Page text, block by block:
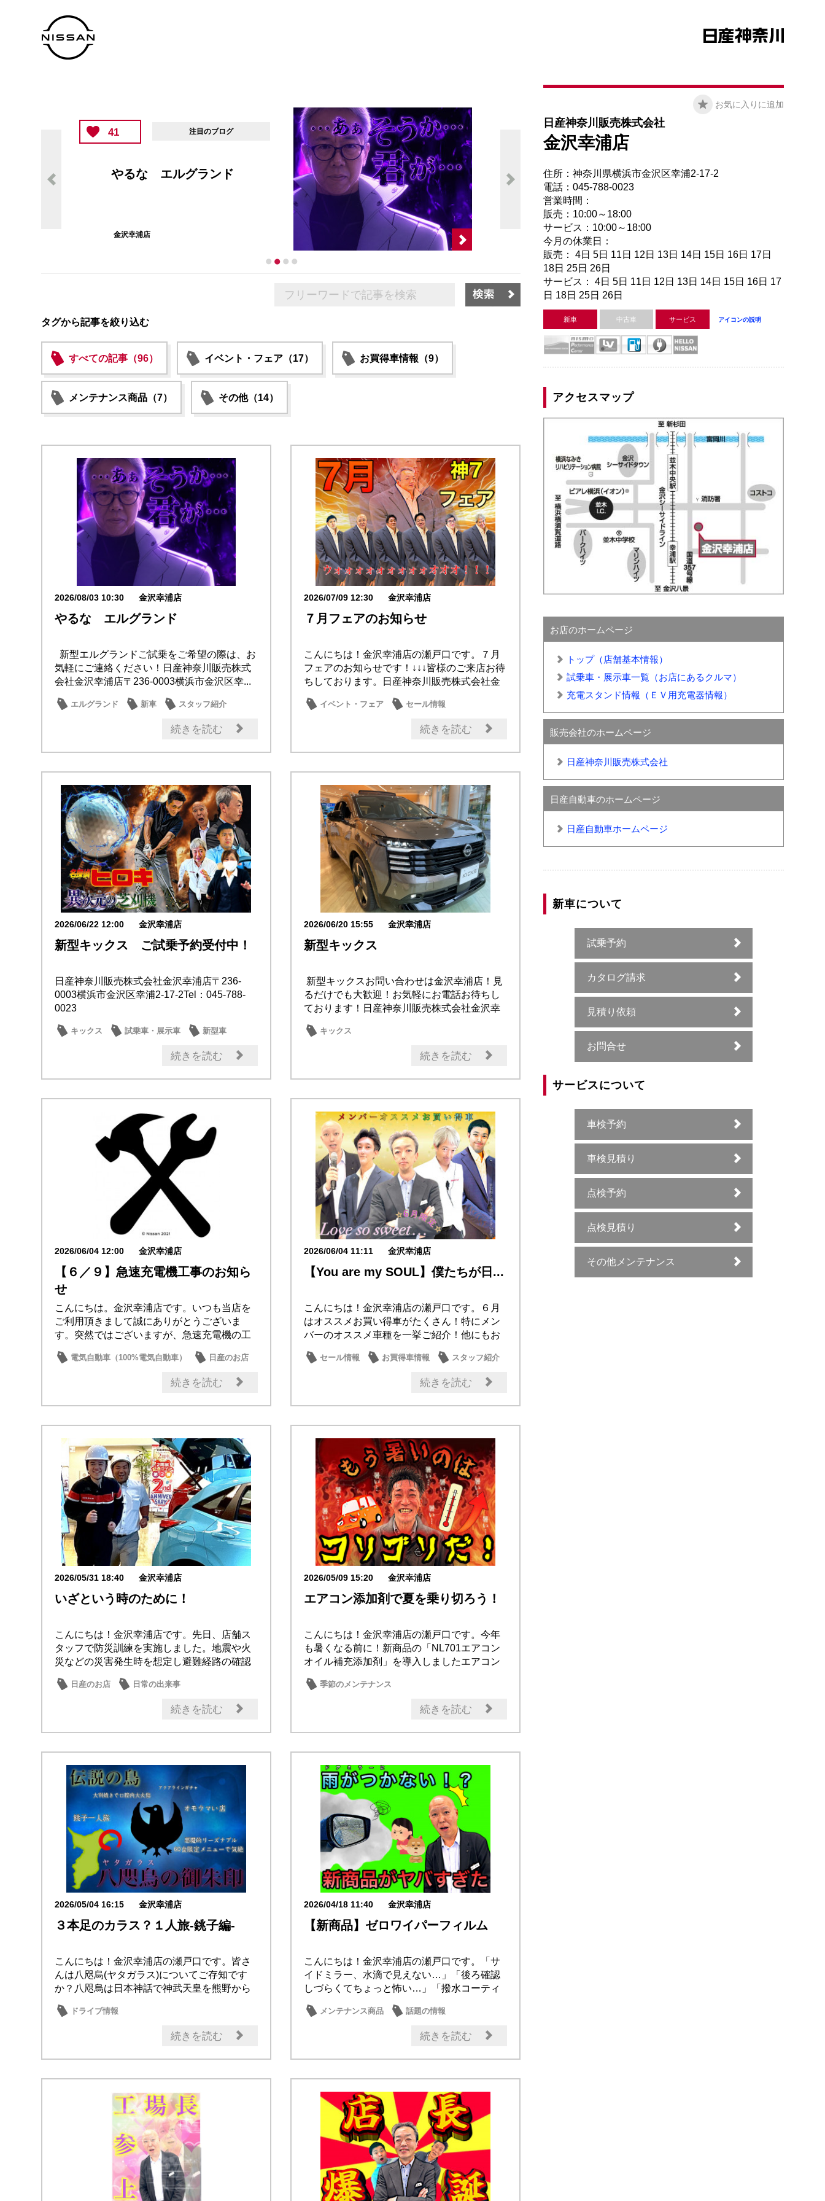
41 注目のブログ
やるな エルグランド
金沢幸浦店
タグから記事を絞り込む
すべての記事（96） イベント・フェア（17） お買得車情報（9）
メンテナンス商品（7） その他（14）
2026/08/03 10:30 金沢幸浦店
やるな エルグランド
新型エルグランドご試乗をご希望の際は、お
気軽にご連絡ください！日産神奈川販売株式
会社金沢幸浦店〒236-0003横浜市金沢区幸...
エルグランド 新車
スタッフ紹介
続きを読む
2026/07/09 12:30 金沢幸浦店
７月フェアのお知らせ
こんにちは！金沢幸浦店の瀬戸口です。７月
フェアのお知らせです！↓↓↓皆様のご来店お待
ちしております。日産神奈川販売株式会社金
イベント・フェア
セール情報
続きを読む
2026/06/22 12:00 金沢幸浦店
新型キックス ご試乗予約受付中！
日産神奈川販売株式会社金沢幸浦店〒236-
0003横浜市金沢区幸浦2-17-2Tel：045-788-
0023
キックス 試乗車・展示車
新型車
話題の情報
続きを読む
2026/06/20 15:55 金沢幸浦店
新型キックス
新型キックスお問い合わせは金沢幸浦店！見
るだけでも大歓迎！お気軽にお電話お待ちし
ております！日産神奈川販売株式会社金沢幸
キックス
続きを読む
2026/06/04 12:00 金沢幸浦店
【６／９】急速充電機工事のお知ら
せ
こんにちは。金沢幸浦店です。いつも当店を
ご利用頂きまして誠にありがとうございま
す。突然ではございますが、急速充電機の工
電気自動車（100%電気自動車） 日産のお店
続きを読む
2026/06/04 11:11 金沢幸浦店
【You are my SOUL】僕たちが日...
こんにちは！金沢幸浦店の瀬戸口です。６月
はオススメお買い得車がたくさん！特にメン
バーのオススメ車種を一挙ご紹介！他にもお
セール情報 お買得車情報 スタッフ紹介
続きを読む
2026/05/31 18:40 金沢幸浦店
いざという時のために！
こんにちは！金沢幸浦店です。先日、店舗ス
タッフで防災訓練を実施しました。地震や火
災などの災害発生時を想定し避難経路の確認
日産のお店 日常の出来事
続きを読む
2026/05/09 15:20 金沢幸浦店
エアコン添加剤で夏を乗り切ろう！
こんにちは！金沢幸浦店の瀬戸口です。今年
も暑くなる前に！新商品の「NL701エアコン
オイル補充添加剤」を導入しましたエアコン
季節のメンテナンス
続きを読む
2026/05/04 16:15 金沢幸浦店
３本足のカラス？１人旅-銚子編-
こんにちは！金沢幸浦店の瀬戸口です。皆さ
んは八咫烏(ヤタガラス)についてご存知です
か？八咫烏は日本神話で神武天皇を熊野から
ドライブ情報
続きを読む
2026/04/18 11:40 金沢幸浦店
【新商品】ゼロワイパーフィルム
こんにちは！金沢幸浦店の瀬戸口です。「サ
イドミラー、水滴で見えない…」「後ろ確認
しづらくてちょっと怖い…」「撥水コーティ
メンテナンス商品 話題の情報
続きを読む
お気に入りに追加
日産神奈川販売株式会社
金沢幸浦店
住所：神奈川県横浜市金沢区幸浦2-17-2
電話：045-788-0023
営業時間：
販売：10:00～18:00
サービス：10:00～18:00
今月の休業日：
販売： 4日 5日 11日 12日 13日 14日 15日 16日 17日
18日 25日 26日
サービス： 4日 5日 11日 12日 13日 14日 15日 16日 17
日 18日 25日 26日
新車 中古車 サービス アイコンの説明
アクセスマップ
お店のホームページ
トップ（店舗基本情報）
試乗車・展示車一覧（お店にあるクルマ）
充電スタンド情報（ＥＶ用充電器情報）
販売会社のホームページ
日産神奈川販売株式会社
日産自動車のホームページ
日産自動車ホームページ
新車について
試乗予約
カタログ請求
見積り依頼
お問合せ
サービスについて
車検予約
車検見積り
点検予約
点検見積り
その他メンテナンス